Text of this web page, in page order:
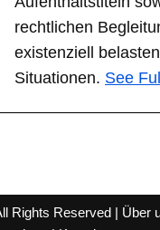
rechtlichen
existenziell
Situationen. See
Rights Reserved | Über